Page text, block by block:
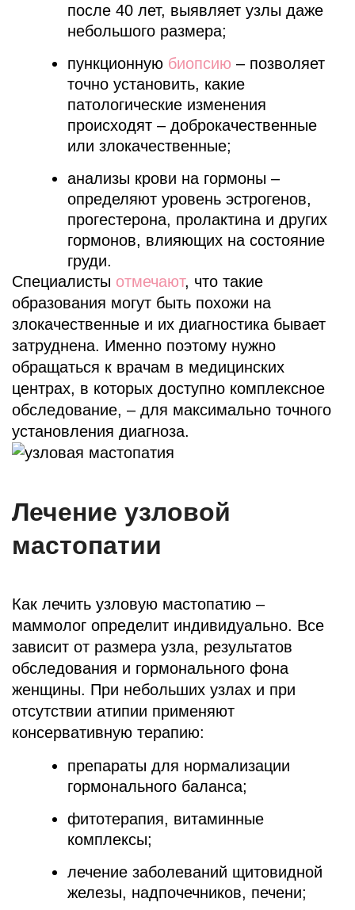
после 40 лет, выявляет узлы даже
небольшого размера;
пункционную биопсию – позволяет
точно установить, какие
патологические изменения
происходят – доброкачественные
или злокачественные;
анализы крови на гормоны –
определяют уровень эстрогенов,
прогестерона, пролактина и других
гормонов, влияющих на состояние
груди.
Специалисты отмечают, что такие
образования могут быть похожи на
злокачественные и их диагностика бывает
затруднена. Именно поэтому нужно
обращаться к врачам в медицинских
центрах, в которых доступно комплексное
обследование, – для максимально точного
установления диагноза.
Лечение узловой
мастопатии
Как лечить узловую мастопатию –
маммолог определит индивидуально. Все
зависит от размера узла, результатов
обследования и гормонального фона
женщины. При небольших узлах и при
отсутствии атипии применяют
консервативную терапию:
препараты для нормализации
гормонального баланса;
фитотерапия, витаминные
комплексы;
лечение заболеваний щитовидной
железы, надпочечников, печени;